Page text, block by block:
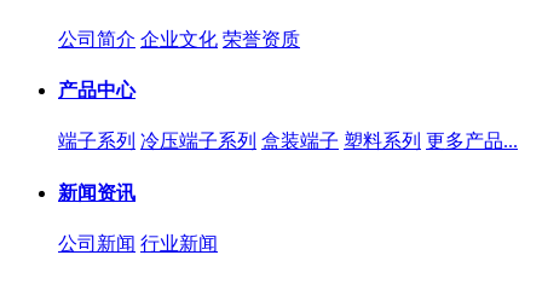
公司简介 企业文化 荣誉资质
产品中心
端子系列 冷压端子系列 盒装端子 塑料系列 更多产品...
新闻资讯
公司新闻 行业新闻